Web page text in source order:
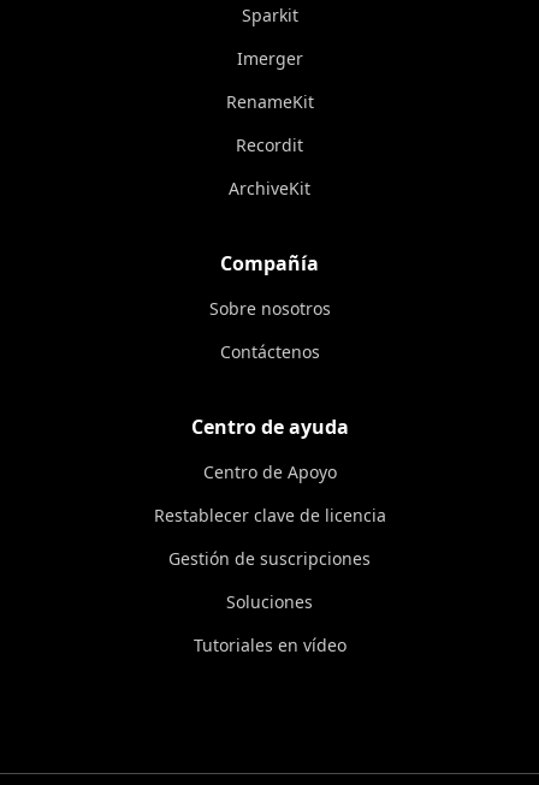
Sparkit
Imerger
RenameKit
Recordit
ArchiveKit
Compañía
Sobre nosotros
Contáctenos
Centro de ayuda
Centro de Apoyo
Restablecer clave de licencia
Gestión de suscripciones
Soluciones
Tutoriales en vídeo